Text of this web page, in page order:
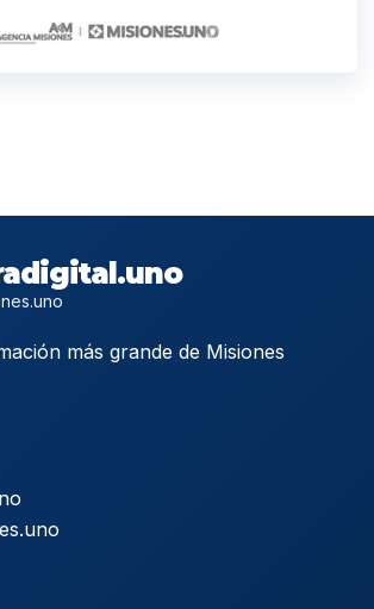
más grande de Misiones